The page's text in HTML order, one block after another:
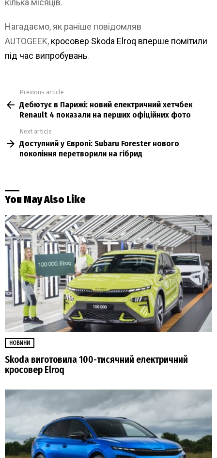
кілька місяців.
Нагадаємо, як раніше повідомляв
AUTOGEEK, кросовер Skoda Elroq вперше помітили
під час випробувань.
more
Previous article
Дебютує в Парижі: новий електричний хетчбек
Renault 4 показали на перших офіційних фото
Next article
Доступний у Європі: Subaru Forester нового
покоління перетворили на гібрид
You May Also Like
НОВИНИ
Skoda виготовила 100-тисячний електричний
кросовер Elroq